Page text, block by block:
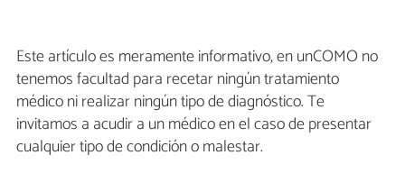
Este artículo es meramente informativo, en unCOMO no
tenemos facultad para recetar ningún tratamiento
médico ni realizar ningún tipo de diagnóstico. Te
invitamos a acudir a un médico en el caso de presentar
cualquier tipo de condición o malestar.